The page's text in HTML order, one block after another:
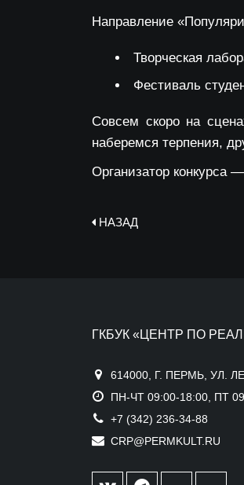
Направление
Творческая
Фестиваль
Совсем скоро на
наберемся терпения,
Организатор конкурса
НАЗАД
ГКБУК «ЦЕНТР ПО
614000, Г. ПЕРМЬ, УЛ.
ПН-ЧТ 09:00-18:00, ПТ
+7 (342) 236-34-88
CRP@PERMKULT.RU